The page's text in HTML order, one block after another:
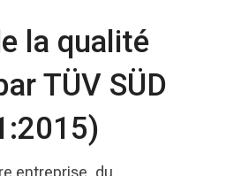
la qualité
TÜV SÜD
entreprise, du